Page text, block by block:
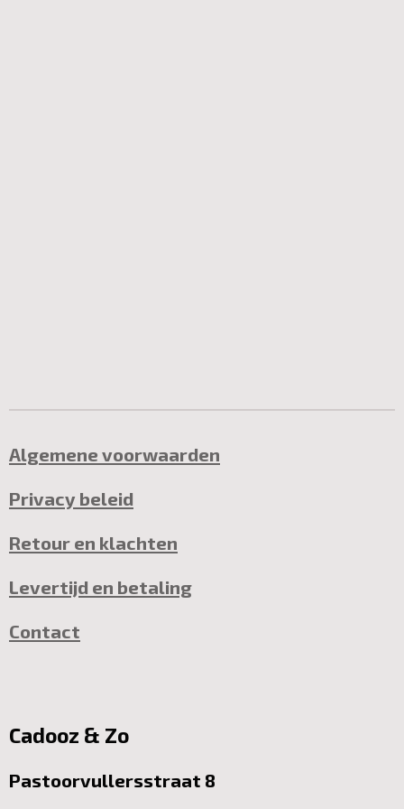
Algemene voorwaarden
Privacy beleid
Retour en klachten
Levertijd en betaling
Contact
Cadooz & Zo
Pastoorvullersstraat 8